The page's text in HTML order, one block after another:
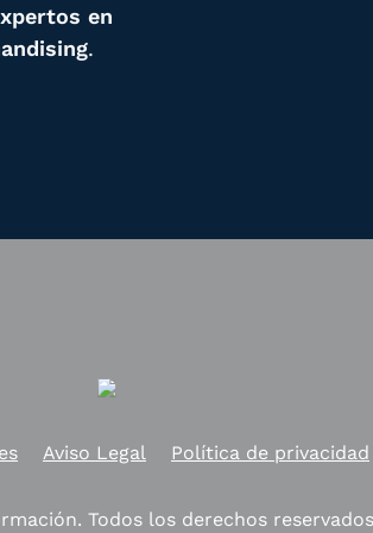
en
.
Aviso Legal Política de privacidad
Todos los derechos